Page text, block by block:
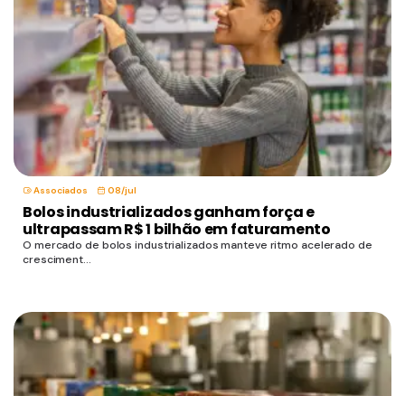
Associados 08/jul
Bolos industrializados ganham força e
ultrapassam R$ 1 bilhão em faturamento
O mercado de bolos industrializados manteve ritmo acelerado de
cresciment...